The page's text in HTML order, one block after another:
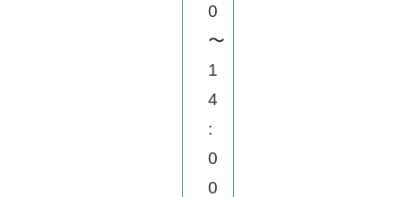
0
〜
1
4
:
0
0